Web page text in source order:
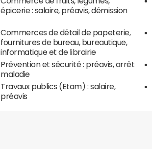
épicerie : salaire, préavis, démission
Commerces de détail de papeterie,
fournitures de bureau, bureautique,
informatique et de librairie
Prévention et sécurité : préavis, arrêt
maladie
Travaux publics (Etam) : salaire,
préavis